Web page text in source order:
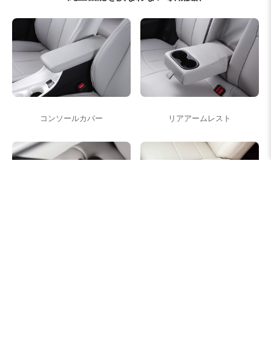
コンソールカバー リアアームレスト